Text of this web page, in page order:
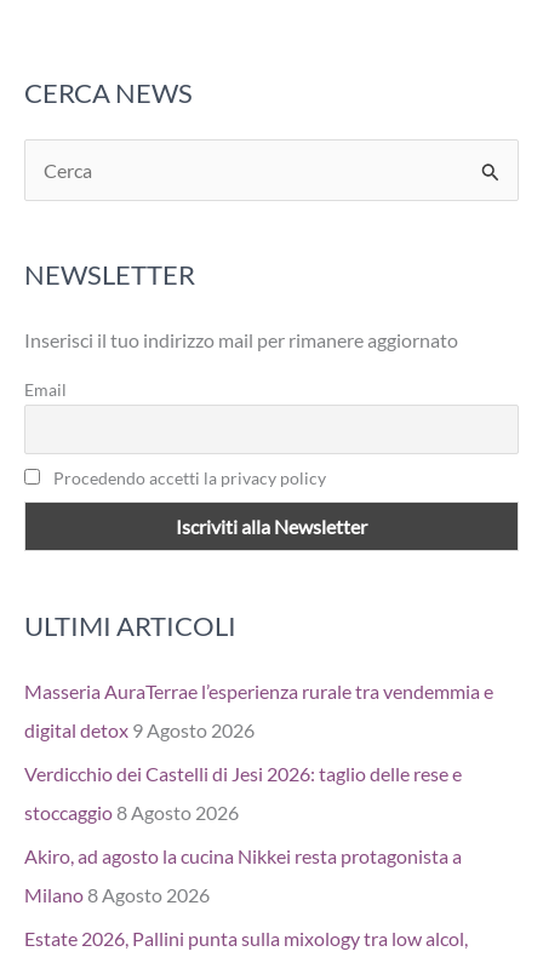
CERCA NEWS
e
c
:
NEWSLETTER
Inserisci il tuo indirizzo mail per rimanere aggiornato
Email
Procedendo accetti la privacy policy
ULTIMI ARTICOLI
Masseria AuraTerrae l’esperienza rurale tra vendemmia e
digital detox 9 Agosto 2026
Verdicchio dei Castelli di Jesi 2026: taglio delle rese e
stoccaggio8 Agosto 2026
Akiro, ad agosto la cucina Nikkei resta protagonista a
Milano8 Agosto 2026
Estate 2026, Pallini punta sulla mixology tra low alcol,